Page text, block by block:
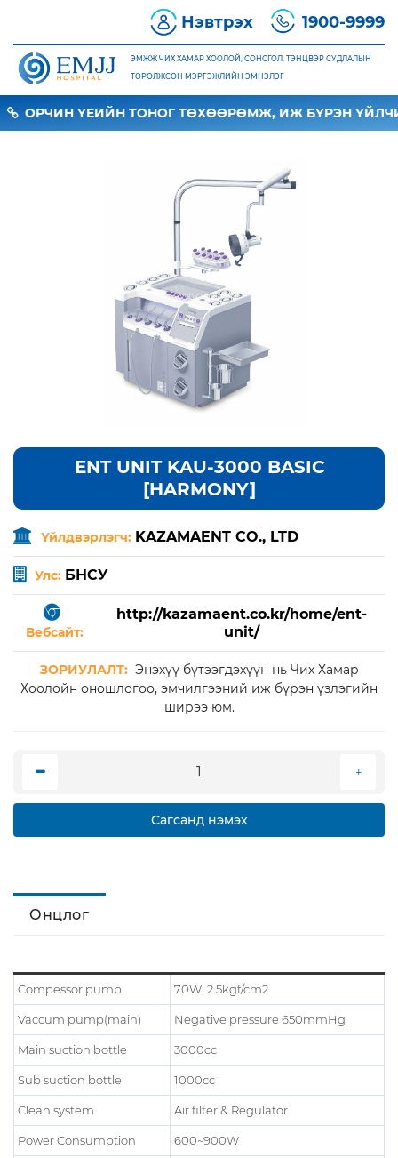
ЭМЖЖ ЧИХ ХАМАР ХООЛОЙ, СОНСГОЛ, ТЭНЦВЭР СУДЛАЛЫН
ТӨРӨЛЖСӨН МЭРГЭЖЛИЙН ЭМНЭЛЭГ
Нэвтрэх 1900-9999
ОРЧИН ҮЕИЙН ТОНОГ ТӨХӨӨРӨМЖ, ИЖ БҮРЭН
ENT UNIT KAU-3000 BASIC
[HARMONY]
Үйлдвэрлэгч: KAZAMAENT CO., LTD
Улс: БНСУ
Вебсайт:
http://kazamaent.co.kr/home/ent-
unit/
ЗОРИУЛАЛТ: Энэхүү бүтээгдэхүүн нь Чих Хамар
Хоолойн оношлогоо, эмчилгээний иж бүрэн үзлэгийн
ширээ юм.
Сагсанд нэмэх
Онцлог
Compessor pump 70W, 2.5kgf/cm2
Vaccum pump(main) Negative pressure 650mmHg
Main suction bottle 3000cc
Sub suction bottle 1000cc
Clean system Air filter & Regulator
Power Consumption 600~900W